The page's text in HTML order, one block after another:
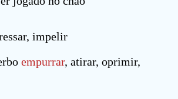
impelir
empurrar, atirar, oprimir,